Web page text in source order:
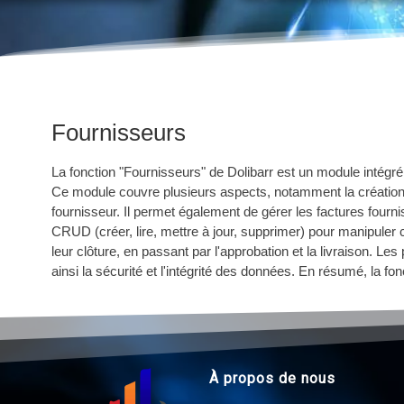
Fournisseurs
La fonction "Fournisseurs" de Dolibarr est un module
Ce module couvre plusieurs aspects, notamment la
fournisseur. Il permet également de gérer les factures
CRUD (créer, lire, mettre à jour, supprimer) pour
leur clôture, en passant par l'approbation et la livraison.
ainsi la sécurité et l'intégrité des données. En résumé, la
À propos de nous